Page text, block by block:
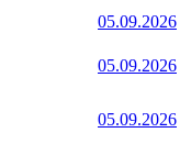
05.09.2026
05.09.2026
05.09.2026